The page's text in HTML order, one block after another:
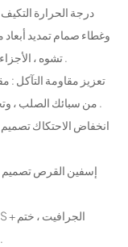
تشوه ، الأجزاء الرئيسية ينبغي أن تعامل في درجة حرارة منخفضة .
من سبائك الصلب ، وتحسين مقاومة التآكل من صمام ، تمديد خدمة الحياة .
المعدن أو الضغط الذاتي ختم هيكل ، ختم موثوق بها .